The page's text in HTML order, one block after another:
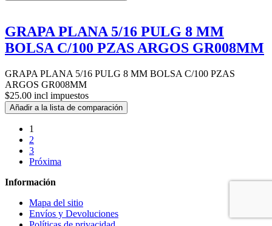
GRAPA PLANA 5/16 PULG 8 MM
BOLSA C/100 PZAS ARGOS GR008MM
GRAPA PLANA 5/16 PULG 8 MM BOLSA C/100 PZAS
ARGOS GR008MM
$25.00 incl impuestos
Añadir a la lista de comparación
1
2
3
Próxima
Información
Mapa del sitio
Envíos y Devoluciones